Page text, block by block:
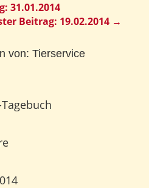
31.01.2014
Beitrag: 19.02.2014 →
von: Tierservice